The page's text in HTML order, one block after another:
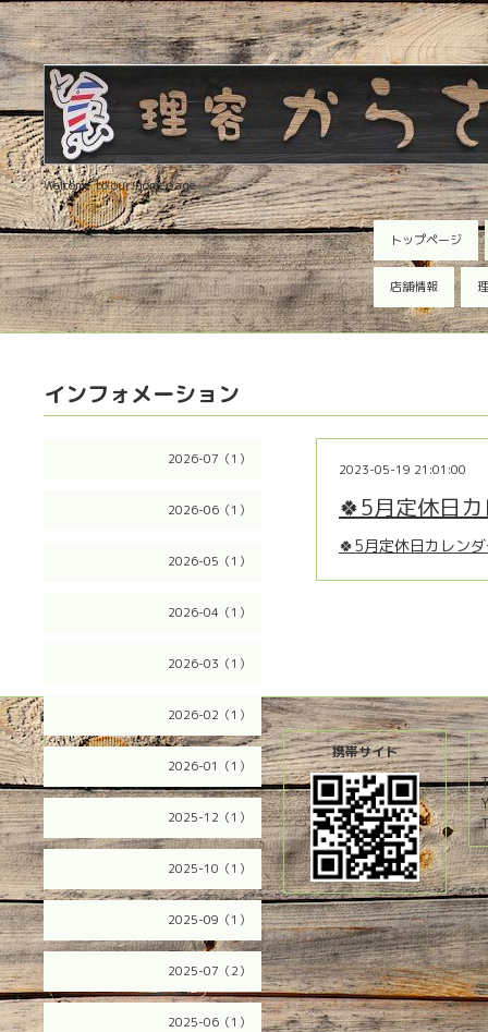
Welcome to our homepage
トップページ
店舗情報
2026-07（1）
2026-06（1）
2026-05（1）
2026-04（1）
2026-03（1）
2026-02（1）
2026-01（1）
2025-12（1）
2025-10（1）
2025-09（1）
2025-07（2）
2025-06（1）
インフォメーション
2023-05-19 21:01:00
🍀5月定休日
🍀5月定休日カレン
2026.08.10 Monday 携帯サイト